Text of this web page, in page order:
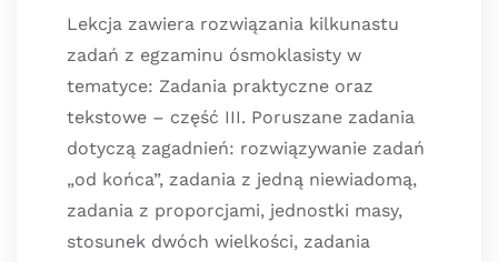
Lekcja zawiera rozwiązania kilkunastu
zadań z egzaminu ósmoklasisty w
tematyce: Zadania praktyczne oraz
tekstowe – część III. Poruszane zadania
dotyczą zagadnień: rozwiązywanie zadań
„od końca”, zadania z jedną niewiadomą,
zadania z proporcjami, jednostki masy,
stosunek dwóch wielkości, zadania